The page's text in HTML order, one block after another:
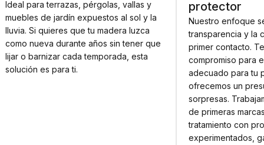
Ideal para terrazas, pérgolas, vallas y
muebles de jardín expuestos al sol y la
lluvia. Si quieres que tu madera luzca
como nueva durante años sin tener que
lijar o barnizar cada temporada, esta
solución es para ti.
protector
Nuestro enfoque
transparencia y la
primer contacto.
compromiso para
adecuado para tu
ofrecemos un
sorpresas.
de primeras
tratamiento con
experimentados,